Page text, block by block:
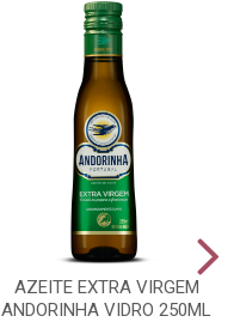
AZEITE EXTRA VIRGEM
ANDORINHA VIDRO 250ML